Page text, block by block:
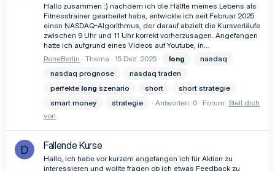
Hallo zusammen :) nachdem ich die Hälfte meines Lebens als
Fitnesstrainer gearbeitet habe, entwickle ich seit Februar 2025
einen NASDAQ-Algorithmus, der darauf abzielt die Kursverläufe
zwischen 9 Uhr und 11 Uhr korrekt vorherzusagen. Angefangen
hatte ich aufgrund eines Videos auf Youtube, in...
ReneBerlin
Thema 15 Dez. 2025 long
nasdaq
nasdaq prognose
nasdaq traden
perfekte long szenario short
short strategie
smart money
strategie Antworten: 0 Forum: Stell dich
vor!
D Fallende Kurse
Hallo, Ich habe vor kurzem angefangen ich für Aktien zu
interessieren und wollte fragen ob ich etwas Feedback zu